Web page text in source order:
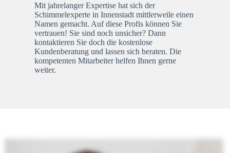
Mit jahrelanger Expertise hat sich der
Schimmelexperte in Innenstadt mittlerweile einen
Namen gemacht. Auf diese Profis können Sie
vertrauen! Sie sind noch unsicher? Dann
kontaktieren Sie doch die kostenlose
Kundenberatung und lassen sich beraten. Die
kompetenten Mitarbeiter helfen Ihnen gerne
weiter.